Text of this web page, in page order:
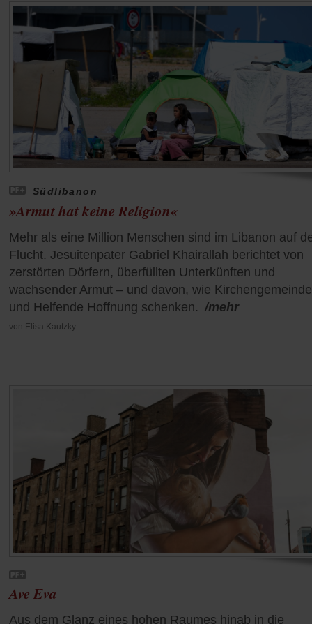
Südlibanon
»Armut hat keine Religion«
Mehr als eine Million Menschen sind im Libanon auf
Flucht. Jesuitenpater Gabriel Khairallah berichtet von
zerstörten Dörfern, überfüllten Unterkünften und
wachsender Armut – und davon, wie
und Helfende Hoffnung schenken. /mehr
von Elisa Kautzky
Ave Eva
Aus dem Glanz eines hohen Raumes hinab in die